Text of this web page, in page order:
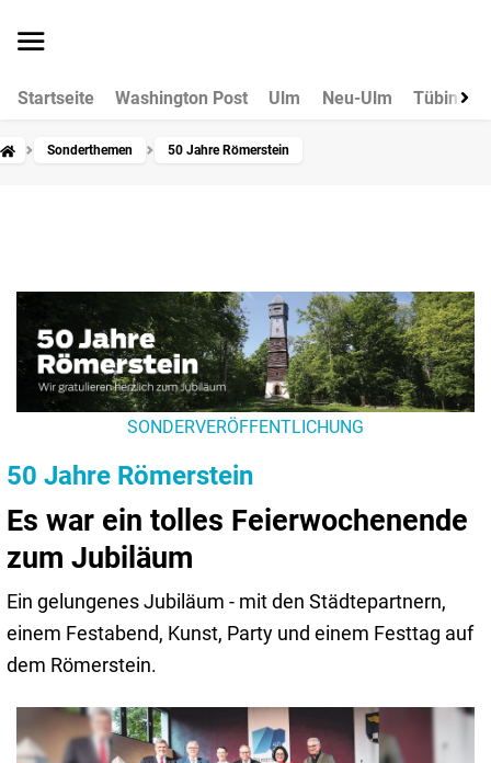
Startseite Washington Post Ulm Neu-Ulm Tübingen
Sonderthemen 50 Jahre Römerstein
SONDERVERÖFFENTLICHUNG
50 Jahre Römerstein
Es war ein tolles Feierwochenende
zum Jubiläum
Ein gelungenes Jubiläum - mit den Städtepartnern,
einem Festabend, Kunst, Party und einem Festtag auf
dem Römerstein.